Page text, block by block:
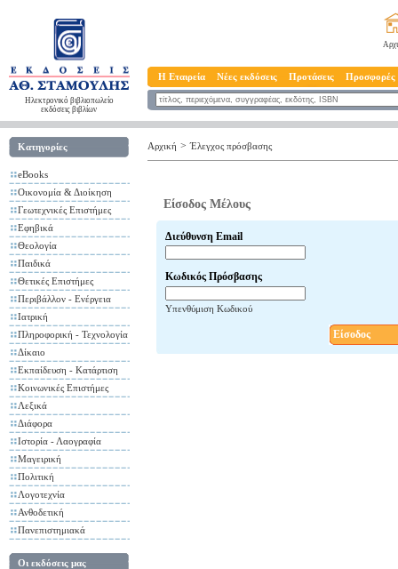
Ηλεκτρονικό βιβλιοπωλείο
εκδόσεις βιβλίων
Η Εταιρεία Νέες εκδόσεις Προτάσεις Προσφορές
Κατηγορίες
eBooks
Οικονομία & Διοίκηση
Γεωτεχνικές Επιστήμες
Εφηβικά
Θεολογία
Παιδικά
Θετικές Επιστήμες
Περιβάλλον - Ενέργεια
Ιατρική
Πληροφορική - Τεχνολογία
Δίκαιο
Εκπαίδευση - Κατάρτιση
Κοινωνικές Επιστήμες
Λεξικά
Διάφορα
Ιστορία - Λαογραφία
Μαγειρική
Πολιτική
Λογοτεχνία
Ανθοδετική
Πανεπιστημιακά
Οι εκδόσεις μας
Αρχική > Έλεγχος πρόσβασης
Είσοδος Μέλους
Διεύθυνση Email
Κωδικός Πρόσβασης
Υπενθύμιση Κωδικού
Είσοδος